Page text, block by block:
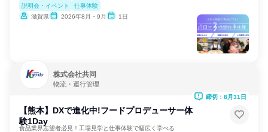
説明会・イベント
仕事体験
滋賀県
2026年8月・9月 1日
株式会社共同
物流・運行管理
【熊本】DXで進化中!フードプロデューサー体
験1Day
食品業界志望者必見！工場見学と仕事体験で幅広く学べる
締切：8月31日